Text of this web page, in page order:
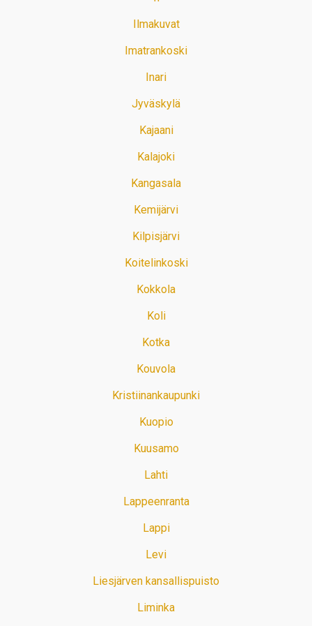
Ilmakuvat
Imatrankoski
Inari
Jyväskylä
Kajaani
Kalajoki
Kangasala
Kemijärvi
Kilpisjärvi
Koitelinkoski
Kokkola
Koli
Kotka
Kouvola
Kristiinankaupunki
Kuopio
Kuusamo
Lahti
Lappeenranta
Lappi
Levi
Liesjärven kansallispuisto
Liminka